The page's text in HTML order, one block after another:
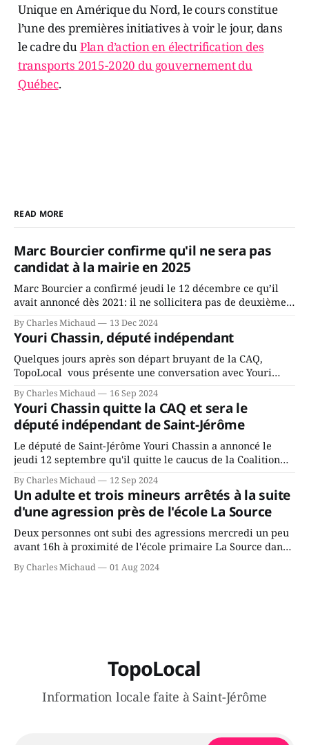
Unique en Amérique du Nord, le cours constitue
l’une des premières initiatives à voir le jour, dans
le cadre duPlan d’action en électrification des
transports 2015-2020 du gouvernement du
Québec.
READ MORE
Marc Bourcier confirme qu'il ne sera pas
candidat à la mairie en 2025
Marc Bourcier a confirmé jeudi le 12 décembre ce qu’il
avait annoncé dès 2021: il ne sollicitera pas de deuxième
fait l’annonce en s’adressant aux employés de la ville,
rassemblés en soirée pour leur traditionnel souper
By Charles Michaud 13 Dec 2024
Youri Chassin, député indépendant
Quelques jours après son départ bruyant de la CAQ,
TopoLocal vous présente une conversation avec Youri
depuis longtemps? Sera-t-il candidat indépendant dans 2
ans? Joindrait-il un autre parti, par exemple les
conservateurs d’Éric Duhaime? Que lui
By Charles Michaud 16 Sep 2024
Youri Chassin quitte la CAQ et sera le
député indépendant de Saint-Jérôme
Le député de Saint-Jérôme Youri Chassin a annoncé le
jeudi 12 septembre qu'il quitte le caucus de la Coalition
gouvernement de la CAQ, surtout de son incapacité, qu'il
juge chronique, à offrir des
By Charles Michaud 12 Sep 2024
Un adulte et trois mineurs arrêtés à la suite
d'une agression près de l'école La Source
Deux personnes ont subi des agressions mercredi un peu
avant 16h à proximité de l'école primaire La Source dans
victimes aurait été écrasée sous un véhicule et aspergée
By Charles Michaud 01 Aug 2024
TopoLocal
Information locale faite à Saint-Jérôme